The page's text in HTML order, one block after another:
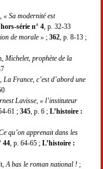
« Sa modernité est
série n° 4 , p. 32-33
de morale » ; 362 , p. 8-13 ;
Michelet, prophète de la
La France, c’est d’abord une
Lavisse, « l’instituteur
61 ; 345 , p. 6 ; L’histoire :
qu’on apprenait dans les
44 , p. 64-65 ; L’histoire :
A bas le roman national ! ;